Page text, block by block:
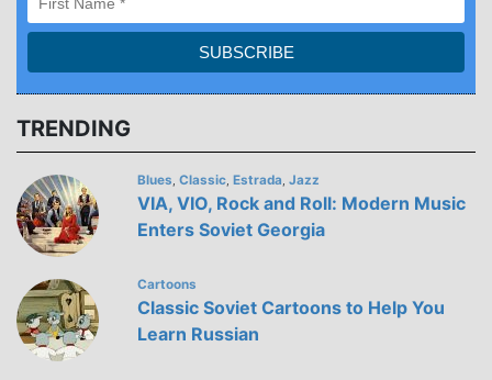
TRENDING
Blues, Classic, Estrada, Jazz
VIA, VIO, Rock and Roll: Modern Music
Enters Soviet Georgia
Cartoons
Classic Soviet Cartoons to Help You
Learn Russian